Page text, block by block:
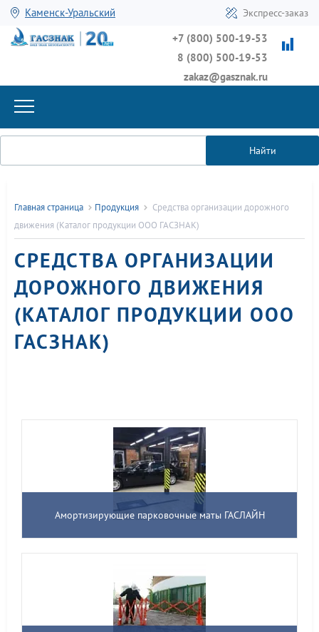
Каменск-Уральский Экспресс-заказ
+7 (800) 500-19-53
8 (800) 500-19-53
zakaz@gasznak.ru
Найти
Главная страница Продукция
Средства организации дорожного
движения (Каталог продукции ООО ГАСЗНАК)
СРЕДСТВА ОРГАНИЗАЦИИ
ДОРОЖНОГО ДВИЖЕНИЯ
(КАТАЛОГ ПРОДУКЦИИ ООО
ГАСЗНАК)
Амортизирующие парковочные маты ГАСЛАЙН